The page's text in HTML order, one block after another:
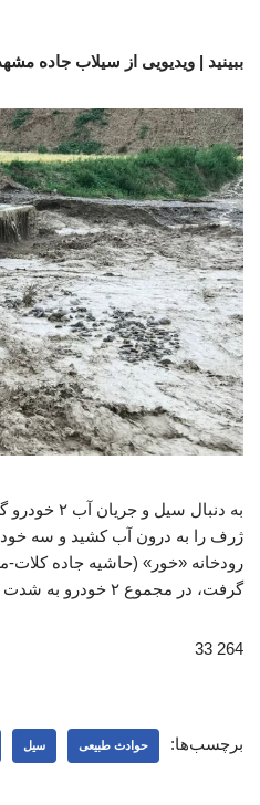
ببینید | ویدیویی از سیلاب جاده
به دنبال
ژرف را به درون آب کشید و سه
رودخانه «خور» (حاشیه جاده کلات-
گرفت، در مجموع ۲ خودرو به شدت آسیب دیده است. منبع: چندثانیه
264 33
برچسب‌ها: حوادث طبیعی سیل